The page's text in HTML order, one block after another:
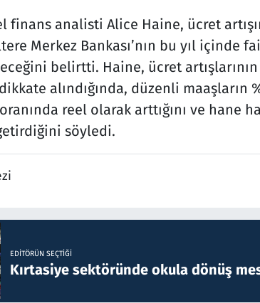
finans analisti Alice Haine, ücret
Merkez Bankası’nın bu yıl içinde
belirtti. Haine, ücret
alındığında, düzenli maaşların
reel olarak arttığını ve hane
söyledi.
EDITÖRÜN SEÇTIĞI
Kırtasiye sektöründe okula dönüş